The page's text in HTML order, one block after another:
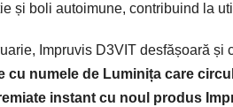
și boli autoimune, contribuind la
Impruvis D3VIT desfășoară și
cu numele de Luminița care
instant cu noul produs